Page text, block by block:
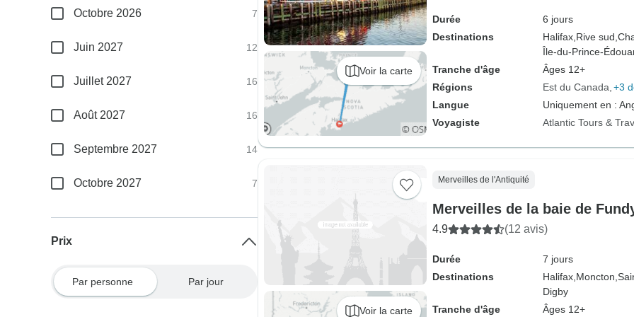
Voir la carte
Durée
6 jours
Destinations
Halifax, Rive sud,
Île-du-Prince-
Tranche d'âge
Âges 12+
Régions
Est du Canada +3
Langue
Uniquement en :
Voyagiste
Atlantic Tours &
Voir la carte
Merveilles de l'Antiquité
Merveilles de la baie de
4.9 (12 avis)
Durée
7 jours
Destinations
Halifax, Moncton,
Digby
Tranche d'âge
Âges 12+
Octobre 2026 7
Juin 2027 12
Juillet 2027 16
Août 2027 16
Septembre 2027 14
Octobre 2027 7
Prix
Par personne Par jour